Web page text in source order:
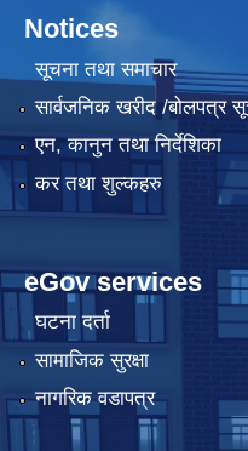
Notices
सूचना तथा समाचार
सार्वजनिक खरीद /बोलपत्र
एन, कानुन तथा निर्देशिका
कर तथा शुल्कहरु
eGov services
घटना दर्ता
सामाजिक सुरक्षा
नागरिक वडापत्र